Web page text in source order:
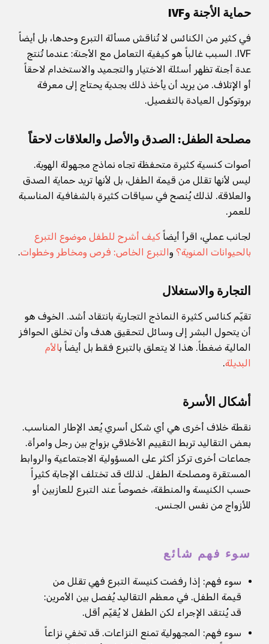
حماية الأجنة وIVF
في كثير من الكنائس لا تُناقش مسألة التبرع وحدها، بل أيضاً
IVF. السبب غالباً هو كيفية التعامل مع الأجنة: عندما تُنتج
عدة أجنة تظهر أسئلة الاختيار والتجميد والاستخدام لاحقاً
أو الإتلاف. من يريد أن يأخذ ذلك بجدية يحتاج إلى معرفة
بروتوكول العيادة بالتفصيل.
مصلحة الطفل: الصدق والأصل والعلاقات لاحقاً
أصوات كنسية كثيرة متحفظة تجاه نماذج مجهولة الهوية.
ليس لأنها تقلل من قيمة الطفل، بل لأنها تريد حماية الصدق
والعلاقة. لذلك يُنصح في سياقات كثيرة بالشفافية المناسبة
للعمر.
لجانب عملي، اقرأ أيضاً كيف أشرح للطفل موضوع التبرع
بالحيوانات المنوية؟ والتبرع الخاص: فرص ومخاطر وخطوات.
التجارة والاستغلال
تقيّم كنائس كثيرة النماذج التجارية بانتقاد أشد. الخوف هو
أن يتحول البشر إلى وسائل لتحقيق هدف وأن تخلق الحوافز
المالية ضغطاً. هذا لا يتعلق بالتبرع فقط بل أيضاً بالأم
البديلة.
أشكال الأسرة
نقطة خلاف أخرى هي أي شكل أسري يُعد الإطار المناسب.
بعض التقاليد تربط التقييم الأخلاقي بزواج بين رجل وامرأة.
جماعات أخرى تركز أكثر على المسؤولية الاجتماعية والروابط
المستقرة ومصلحة الطفل. لذلك قد تختلف الإجابة كثيراً
حسب الكنيسة والمنطقة، خصوصاً عند التبرع للعازبين أو
للأزواج من نفس الجنس.
سوء فهم شائع
سوء فهم: إذا رفضت كنيسة التبرع فهي تقلل من
قيمة الطفل. في معظم التقاليد يُفصل بين الأمرين:
قد يُنتقد الإجراء لكن الطفل لا يُقيّم أقل.
سوء فهم: المجهولية تمنع النزاعات. قد تخفي نزاعاً